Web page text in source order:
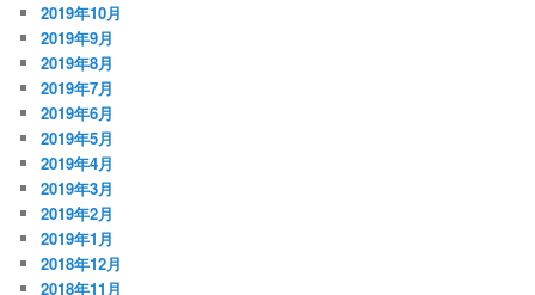
2019年10月
2019年9月
2019年8月
2019年7月
2019年6月
2019年5月
2019年4月
2019年3月
2019年2月
2019年1月
2018年12月
2018年11月